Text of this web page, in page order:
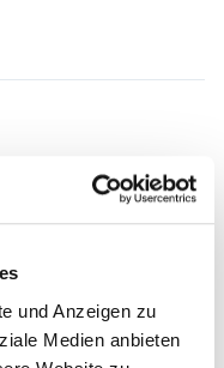
und Anzeigen zu
Medien anbieten
Topteam aus